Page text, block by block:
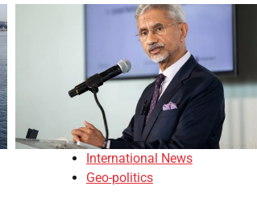
International News
Geo-politics